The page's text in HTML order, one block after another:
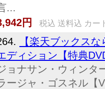
...
円
税込 送料込 カー
【楽天ブックス
ディション【特典
ョナサン・ウィンタ
ージャ・ゴスネル【